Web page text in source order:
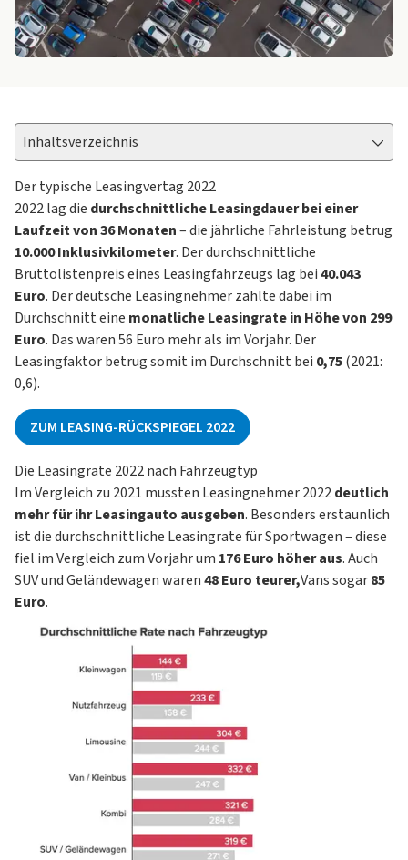
Inhaltsverzeichnis
Der typische Leasingvertag 2022
2022 lag die durchschnittliche Leasingdauer bei einer
Laufzeit von 36 Monaten– die jährliche Fahrleistung betrug
10.000 Inklusivkilometer. Der durchschnittliche
Bruttolistenpreis eines Leasingfahrzeugs lag bei40.043
Euro. Der deutsche Leasingnehmer zahlte dabei im
Durchschnitt eine monatliche Leasingrate in Höhe von 299
Euro. Das waren 56 Euro mehr als im Vorjahr. Der
Leasingfaktorbetrug somit im Durchschnitt bei 0,75(2021:
0,6).
ZUM LEASING-RÜCKSPIEGEL 2022
Die Leasingrate 2022 nach Fahrzeugtyp
Im Vergleich zu 2021 mussten Leasingnehmer 2022deutlich
mehr für ihr Leasingauto ausgeben. Besonders erstaunlich
ist die durchschnittliche Leasingrate fürSportwagen– diese
fiel im Vergleich zum Vorjahr um 176 Euro höher aus. Auch
SUV und Geländewagenwaren48 Euro teurer,Vanssogar85
Euro.